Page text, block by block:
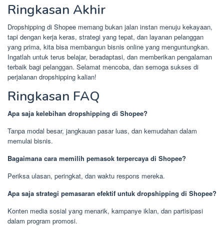
Ringkasan Akhir
Dropshipping di Shopee memang bukan jalan instan menuju kekayaan,
tapi dengan kerja keras, strategi yang tepat, dan layanan pelanggan
yang prima, kita bisa membangun bisnis online yang menguntungkan.
Ingatlah untuk terus belajar, beradaptasi, dan memberikan pengalaman
terbaik bagi pelanggan. Selamat mencoba, dan semoga sukses di
perjalanan dropshipping kalian!
Ringkasan FAQ
Apa saja kelebihan dropshipping di Shopee?
Tanpa modal besar, jangkauan pasar luas, dan kemudahan dalam
memulai bisnis.
Bagaimana cara memilih pemasok terpercaya di Shopee?
Periksa ulasan, peringkat, dan waktu respons mereka.
Apa saja strategi pemasaran efektif untuk dropshipping di Shopee?
Konten media sosial yang menarik, kampanye iklan, dan partisipasi
dalam program promosi.